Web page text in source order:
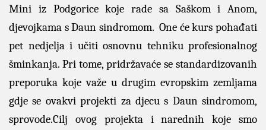
Mini iz Podgorice koje rade sa Saškom i Anom,
djevojkama s Daun sindromom. One će kurs pohađati
pet nedjelja i učiti osnovnu tehniku profesionalnog
šminkanja. Pri tome, pridržavaće se standardizovanih
preporuka koje važe u drugim evropskim zemljama
gdje se ovakvi projekti za djecu s Daun sindromom,
sprovode.Cilj ovog projekta i narednih koje smo